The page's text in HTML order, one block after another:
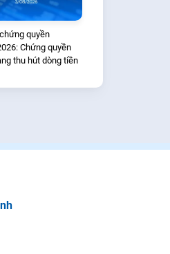
quyền
Chứng quyền
thu hút dòng tiền